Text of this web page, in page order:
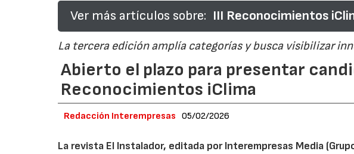
Ver más artículos sobre: III Reconocimientos
La tercera edición amplía categorías y busca visibilizar
Abierto el plazo para presentar
Reconocimientos iClima
Redacción Interempresas 05/02/2026
La revista El Instalador, editada por Interempresas Media